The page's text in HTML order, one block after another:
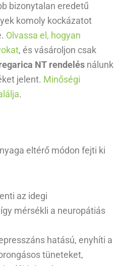
bizonytalan eredetű
komoly kockázatot
Olvassa el, hogyan
, és vásároljon csak
NT rendelés nálunk
jelent. Minőségi
.
eltérő módon fejti ki
az idegi
mérsékli a neuropátiás
hatású, enyhíti a
tüneteket,